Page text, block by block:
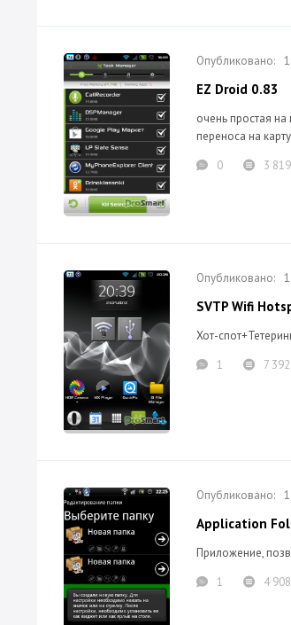
EZ Droid 0.83
очень простая
переноса на
0
3 819
SVTP Wifi
Хот-
1
7 392
Application
Приложение,
1
4 908